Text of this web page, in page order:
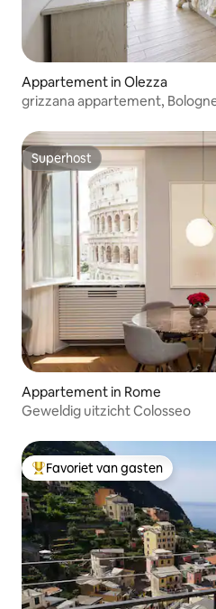
Appartement in Olezza
grizzana appartement,
Superhost
Superhost
Appartement in Rome
Geweldig uitzicht Colosseo
Topfavoriet van gasten
Favoriet van gasten